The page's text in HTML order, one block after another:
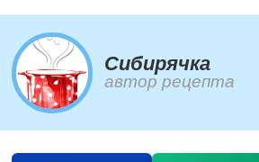
Сибирячка
автор рецепта